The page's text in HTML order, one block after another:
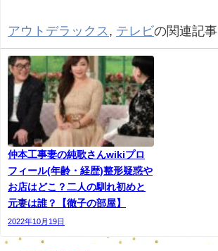
アウトデラックス , テレビの関連記事
仲本工事妻の純歌さんwikiプロ
フィール(年齢・経歴)整形疑惑や
お店はどこ？二人の馴れ初めと
元妻は誰？【徹子の部屋】
2022年10月19日